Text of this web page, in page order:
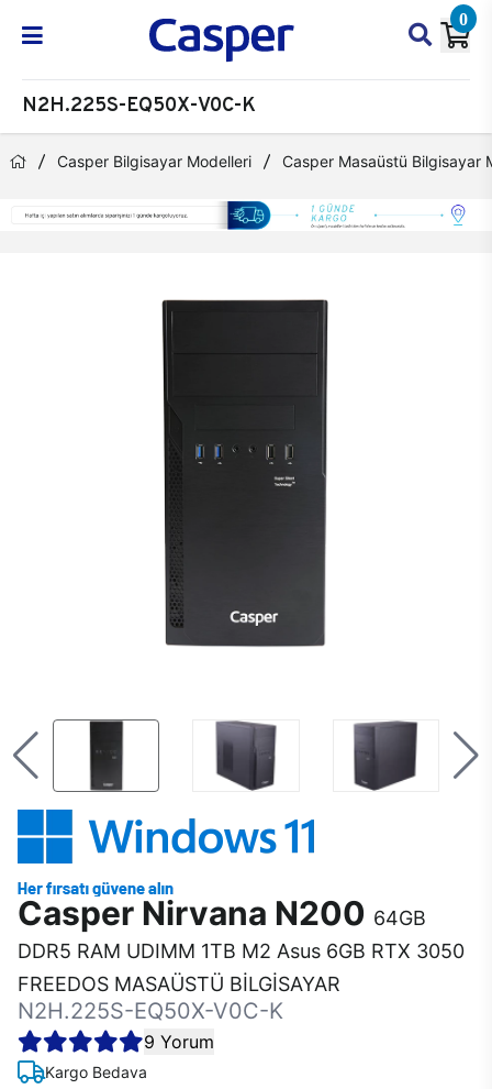
0
N2H.225S-EQ50X-V0C-K
Casper Bilgisayar Modelleri Casper Masaüstü Bilgisayar
Casper Nirvana N200 64GB
DDR5 RAM UDIMM 1TB M2 Asus 6GB RTX 3050
FREEDOS MASAÜSTÜ BİLGİSAYAR
N2H.225S-EQ50X-V0C-K
9 Yorum
Kargo Bedava